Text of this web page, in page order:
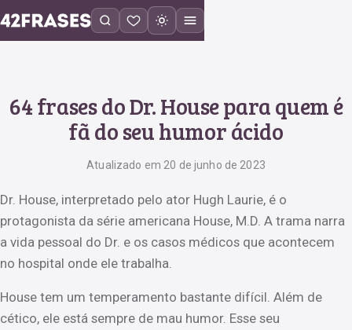
64 frases do Dr. House para quem é
fã do seu humor ácido
Atualizado em 20 de junho de 2023
Dr. House, interpretado pelo ator Hugh Laurie, é o
protagonista da série americana House, M.D. A trama narra
a vida pessoal do Dr. e os casos médicos que acontecem
no hospital onde ele trabalha.
House tem um temperamento bastante difícil. Além de
cético, ele está sempre de mau humor. Esse seu